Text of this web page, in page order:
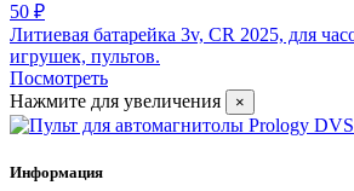
50 ₽
Литиевая батарейка 3v, CR 2025, для
игрушек, пультов.
Посмотреть
Нажмите для увеличения
×
Информация